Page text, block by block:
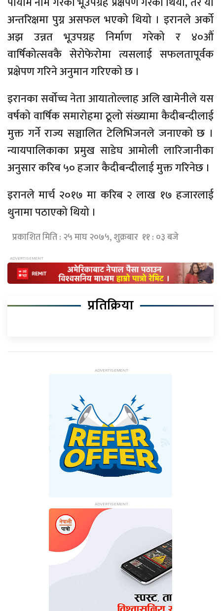
अन्तरिक्षमा पुग्न असफल भएको थियो । इरानले अर्को
अझ उन्नत भूउपग्रह निर्माण गरेको र ४०औं
वार्षिकोत्सवकै सेरोफेरोमा त्यसलाई सफलतापूर्वक
प्रक्षेपण गरिने अनुमान गरिएको छ ।
इरानका सर्वोच्च नेता आयातोल्लाह अलि खामेनीले यस
वर्षको वार्षिक समारोहमा ठूलो संख्यामा कैदीबन्दीलाई
मुक्त गर्ने राज्य सञ्चालित टेलिभिजनले जनाएको छ ।
न्यायपालिकाका प्रमुख साडेघ आमोली लारिजानीका
अनुसार करिब ५० हजार कैदीबन्दीलाई मुक्त गरिनेछ ।
इरानले मार्च २०१७ मा करिब २ लाख १७ हजारलाई
थुनामा पठाएको थियो ।
प्रकाशित मिति : २५ माघ २०७५, शुक्रबार ११ : ०३ बजे
प्रतिक्रिया